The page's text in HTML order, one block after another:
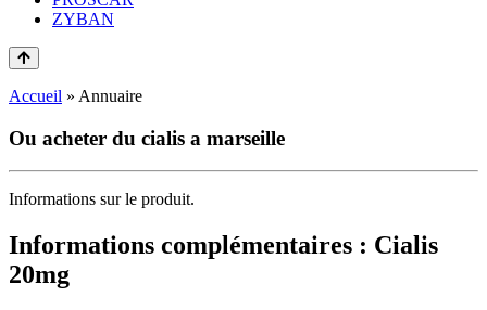
ZYBAN
Accueil » Annuaire
Ou acheter du cialis a marseille
Informations sur le produit.
Informations complémentaires : Cialis
20mg